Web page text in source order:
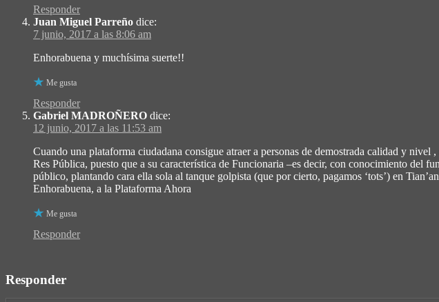
Responder
Juan Miguel Parreño dice:
7 junio, 2017 a las 8:06 am
Enhorabuena y muchísima suerte!!
Me gusta
Responder
Gabriel MADROÑERO dice:
12 junio, 2017 a las 11:53 am
Cuando una plataforma ciudadana consigue atraer a personas de demostrada calidad y
Res Pública, puesto que a su característica de Funcionaria –es decir, con conocimiento del
público, plantando cara ella sola al tanque golpista (que por cierto, pagamos ‘tots’) en
Enhorabuena, a la Plataforma Ahora
Me gusta
Responder
Responder